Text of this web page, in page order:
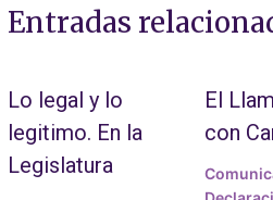
Entradas
Lo legal y lo
legitimo. En la
Legislatura
El
con